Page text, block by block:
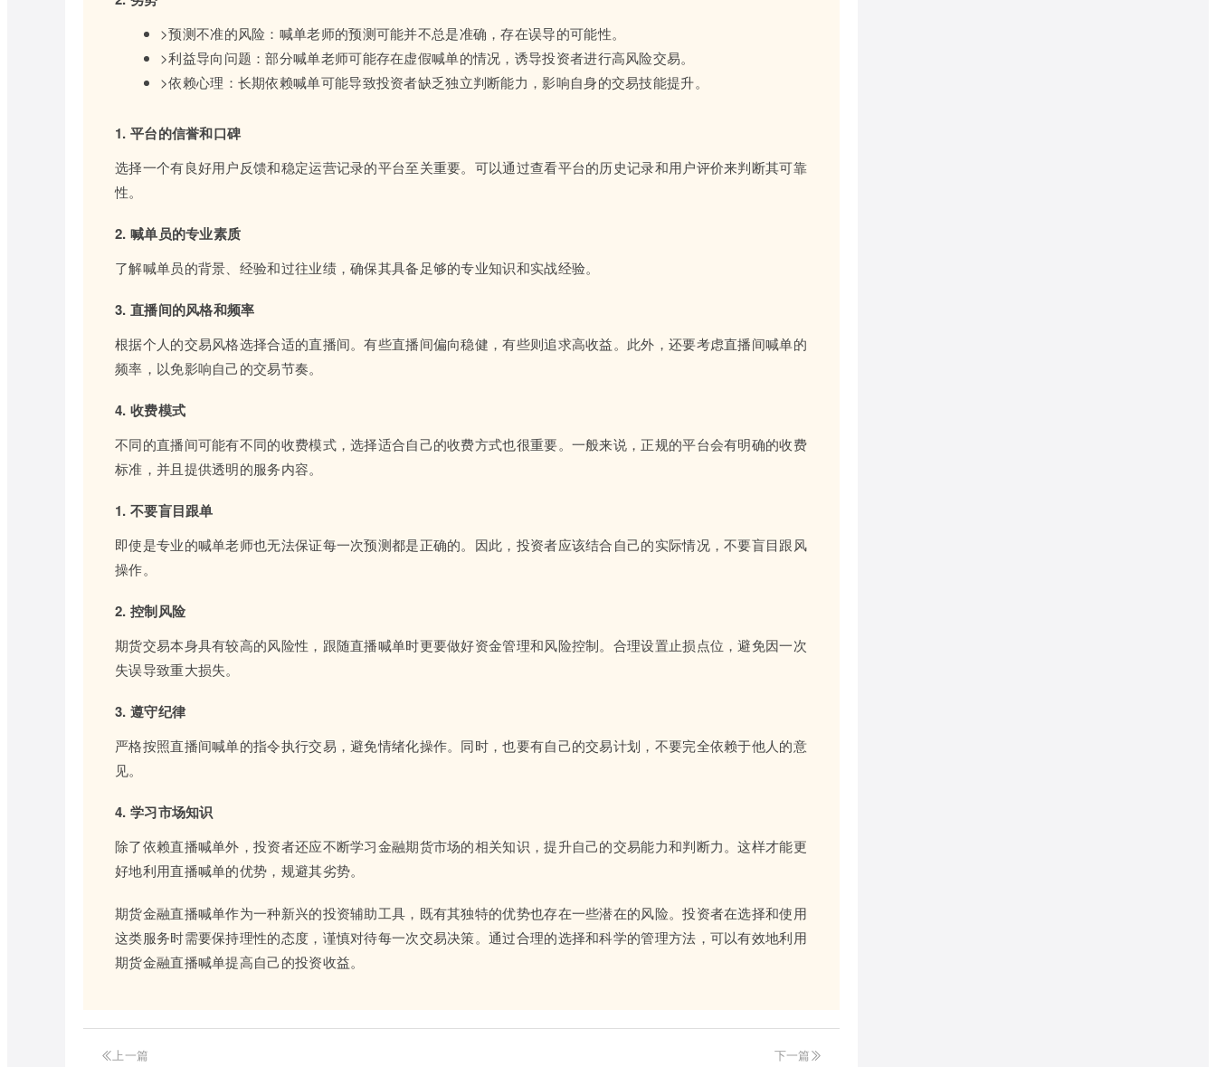
>预测不准的风险：喊单老师的预测可能并不总是准确，存在误导的可能性。
>利益导向问题：部分喊单老师可能存在虚假喊单的情况，诱导投资者进行高风险交易。
>依赖心理：长期依赖喊单可能导致投资者缺乏独立判断能力，影响自身的交易技能提升。
1. 平台的信誉和口碑
选择一个有良好用户反馈和稳定运营记录的平台至关重要。可以通过查看平台的历史记录和用户评价来判断其可靠
性。
2. 喊单员的专业素质
了解喊单员的背景、经验和过往业绩，确保其具备足够的专业知识和实战经验。
3. 直播间的风格和频率
根据个人的交易风格选择合适的直播间。有些直播间偏向稳健，有些则追求高收益。此外，还要考虑直播间喊单的
频率，以免影响自己的交易节奏。
4. 收费模式
不同的直播间可能有不同的收费模式，选择适合自己的收费方式也很重要。一般来说，正规的平台会有明确的收费
标准，并且提供透明的服务内容。
1. 不要盲目跟单
即使是专业的喊单老师也无法保证每一次预测都是正确的。因此，投资者应该结合自己的实际情况，不要盲目跟风
操作。
2. 控制风险
期货交易本身具有较高的风险性，跟随直播喊单时更要做好资金管理和风险控制。合理设置止损点位，避免因一次
失误导致重大损失。
3. 遵守纪律
严格按照直播间喊单的指令执行交易，避免情绪化操作。同时，也要有自己的交易计划，不要完全依赖于他人的意
见。
4. 学习市场知识
除了依赖直播喊单外，投资者还应不断学习金融期货市场的相关知识，提升自己的交易能力和判断力。这样才能更
好地利用直播喊单的优势，规避其劣势。
期货金融直播喊单作为一种新兴的投资辅助工具，既有其独特的优势也存在一些潜在的风险。投资者在选择和使用
这类服务时需要保持理性的态度，谨慎对待每一次交易决策。通过合理的选择和科学的管理方法，可以有效地利用
期货金融直播喊单提高自己的投资收益。
上一篇 下一篇